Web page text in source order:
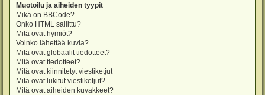
Muotoilu ja aiheiden tyypit
Mikä on BBCode?
Onko HTML sallittu?
Mitä ovat hymiöt?
Voinko lähettää kuvia?
Mitä ovat globaalit tiedotteet?
Mitä ovat tiedotteet?
Mitä ovat kiinnitetyt viestiketjut
Mitä ovat lukitut viestiketjut?
Mitä ovat aiheiden kuvakkeet?